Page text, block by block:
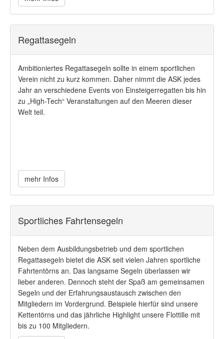
Regattasegeln
Ambitioniertes Regattasegeln sollte in einem sportlichen
Verein nicht zu kurz kommen. Daher nimmt die ASK jedes
Jahr an verschiedene Events von Einsteigerregatten bis hin
zu „High-Tech“ Veranstaltungen auf den Meeren dieser
Welt teil.
mehr Infos
Sportliches Fahrtensegeln
Neben dem Ausbildungsbetrieb und dem sportlichen
Regattasegeln bietet die ASK seit vielen Jahren sportliche
Fahrtentörns an. Das langsame Segeln überlassen wir
lieber anderen. Dennoch steht der Spaß am gemeinsamen
Segeln und der Erfahrungsaustausch zwischen den
Mitgliedern im Vordergrund. Beispiele hierfür sind unsere
Kettentörns und das jährliche Highlight unsere Flottille mit
bis zu 100 Mitgliedern.